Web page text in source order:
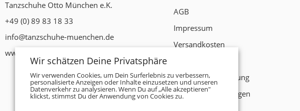
Tanzschuhe Otto München e.K.
+49 (0) 89 83 18 33
info@tanzschuhe-muenchen.de
www.tanzschuhe-muenchen.de
AGB
Impressum
Versandkosten
Datenschutzerklärung
Zahlungsbedingungen
Wir schätzen Deine Privatsphäre
Wir verwenden Cookies, um Dein Surferlebnis zu verbessern,
personalisierte Anzeigen oder Inhalte einzusetzen und unseren
Datenverkehr zu analysieren. Wenn Du auf „Alle akzeptieren"
klickst, stimmst Du der Anwendung von Cookies zu.